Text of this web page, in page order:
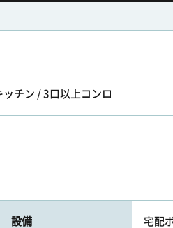
チン / 3口以上コンロ
設備 宅配